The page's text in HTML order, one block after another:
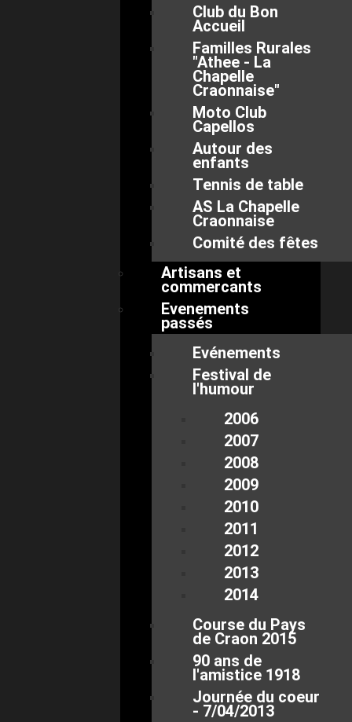
Club du Bon
Accueil
Familles Rurales
"Athee - La
Chapelle
Craonnaise"
Moto Club
Capellos
Autour des
enfants
Tennis de table
AS La Chapelle
Craonnaise
Comité des fêtes
Artisans et
commercants
Evenements
passés
Evénements
Festival de
l'humour
2006
2007
2008
2009
2010
2011
2012
2013
2014
Course du Pays
de Craon 2015
90 ans de
l'amistice 1918
Journée du coeur
- 7/04/2013